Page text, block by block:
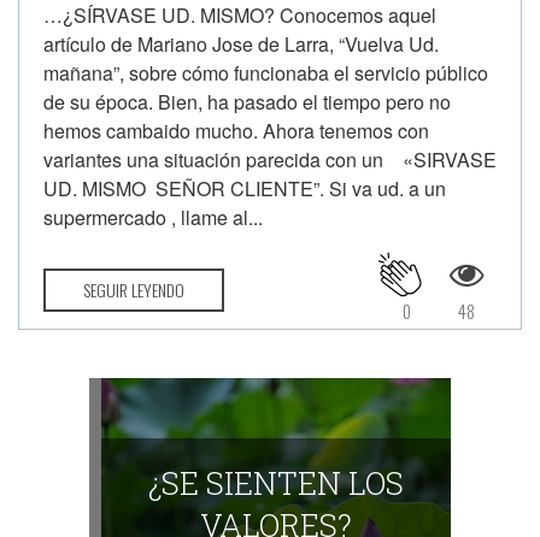
…¿SÍRVASE UD. MISMO? Conocemos aquel
artículo de Mariano Jose de Larra, “Vuelva Ud.
mañana”, sobre cómo funcionaba el servicio público
de su época. Bien, ha pasado el tiempo pero no
hemos cambaido mucho. Ahora tenemos con
variantes una situación parecida con un «SIRVASE
UD. MISMO SEÑOR CLIENTE”. Si va ud. a un
supermercado , llame al...
SEGUIR LEYENDO
48
0
¿SE SIENTEN LOS
VALORES?